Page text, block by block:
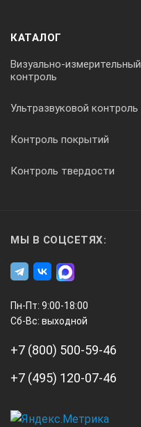
КАТАЛОГ
Визуально-измерительный
контроль
Ультразвуковой контроль
Контроль покрытий
Контроль твердости
МЫ В СОЦСЕТЯХ:
Пн-Пт: 9:00-18:00
Сб-Вс: выходной
+7 (800) 500-59-46
+7 (495) 120-07-46